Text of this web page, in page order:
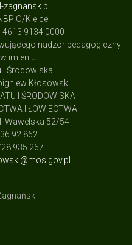
zagnansk.pl
O/Kielce
9134 0000
nadzór pedagogiczny
imieniu
i Środowiska
Kłosowski
I ŚRODOWISKA
I ŁOWIECTWA
Wawelska 52/54
92 862
935 267